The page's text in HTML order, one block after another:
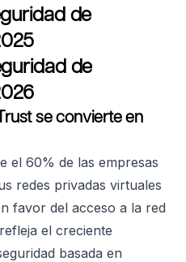
de
de
se convierte en
el 60% de las empresas
redes privadas virtuales
favor del acceso a la red
el creciente
basada en